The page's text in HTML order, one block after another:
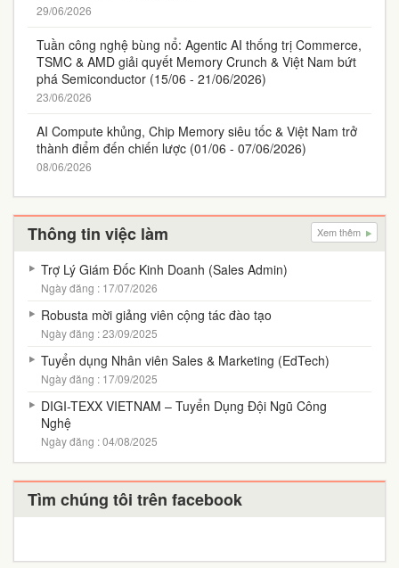
29/06/2026
Tuần công nghệ bùng nổ: Agentic AI thống trị Commerce,
TSMC & AMD giải quyết Memory Crunch & Việt Nam bứt
phá Semiconductor (15/06 - 21/06/2026)
23/06/2026
AI Compute khủng, Chip Memory siêu tốc & Việt Nam trở
thành điểm đến chiến lược (01/06 - 07/06/2026)
08/06/2026
Thông tin việc làm Xem thêm
Trợ Lý Giám Đốc Kinh Doanh (Sales Admin)
Ngày đăng : 17/07/2026
Robusta mời giảng viên cộng tác đào tạo
Ngày đăng : 23/09/2025
Tuyển dụng Nhân viên Sales & Marketing (EdTech)
Ngày đăng : 17/09/2025
DIGI-TEXX VIETNAM – Tuyển Dụng Đội Ngũ Công
Nghệ
Ngày đăng : 04/08/2025
Tìm chúng tôi trên facebook